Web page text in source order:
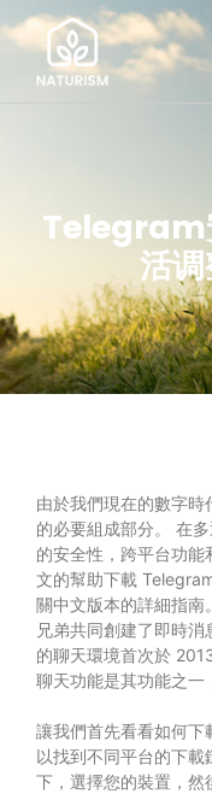
Telegram
活
由於我們現在的數字時
的必要組成部分。 在
的安全性，跨平台功
文的幫助下載
關中文版本的詳細指南
兄弟共同創建了即時
的聊天環境首次於
聊天功能是其功能之一
讓我們首先看看如何下
以找到不同平台的下
下，選擇您的裝置，然